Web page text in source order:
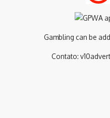
Gambling can be
Contato: